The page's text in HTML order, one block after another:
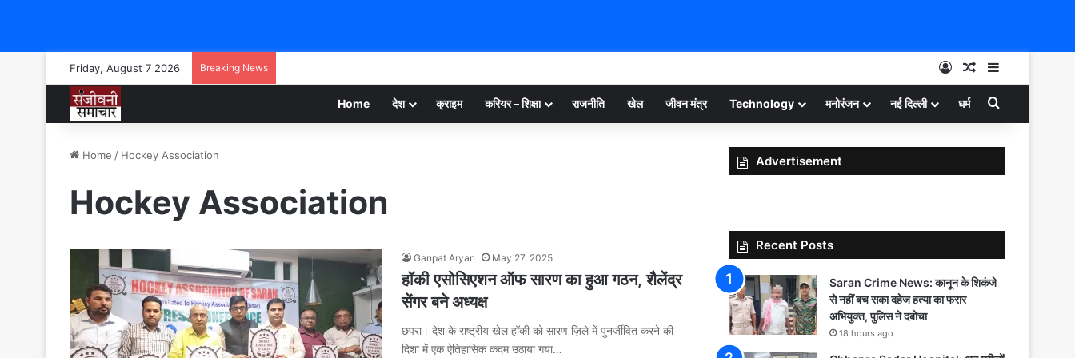
Friday, August 7 2026 Breaking News Log InRandom Article
Sidebar
Home देश क्राइम करियर – शिक्षा राजनीति खेल जीवन मंत्र Technology मनोरंजन नई दिल्ली धर्म Search for
Home / Hockey Association
Hockey Association
Ganpat Aryan May 27, 2025
हॉकी एसोसिएशन ऑफ सारण का हुआ गठन, शैलेंद्र
सेंगर बने अध्यक्ष
छपरा। देश के राष्ट्रीय खेल हॉकी को सारण ज़िले में पुनर्जीवित करने की
दिशा में एक ऐतिहासिक कदम उठाया गया…
Advertisement
Recent Posts
Saran Crime News: कानून के शिकंजे
से नहीं बच सका दहेज हत्या का फरार
अभियुक्त, पुलिस ने दबोचा
18 hours ago